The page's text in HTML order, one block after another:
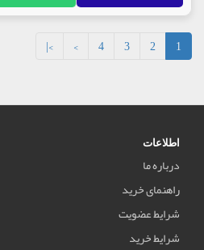
1
2
3
4
>
>|
اطلاعات
درباره ما
راهنمای خرید
شرایط عضویت
شرایط خرید